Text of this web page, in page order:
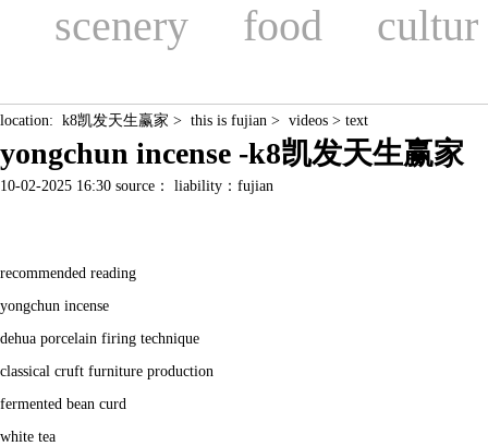
scenery food cultur
location: k8凯发天生赢家 > this is fujian > videos > text
yongchun incense -k8凯发天生赢家
10-02-2025 16:30 source： liability：fujian
recommended reading
yongchun incense
dehua porcelain firing technique
classical cruft furniture production
fermented bean curd
white tea